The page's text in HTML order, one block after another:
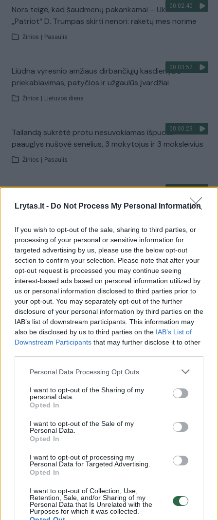
Lrytas.lt - Do Not Process My Personal Information
If you wish to opt-out of the sale, sharing to third parties, or
processing of your personal or sensitive information for
targeted advertising by us, please use the below opt-out
section to confirm your selection. Please note that after your
opt-out request is processed you may continue seeing
interest-based ads based on personal information utilized by
us or personal information disclosed to third parties prior to
your opt-out. You may separately opt-out of the further
disclosure of your personal information by third parties on the
IAB’s list of downstream participants. This information may
also be disclosed by us to third parties on the IAB’s List of
Downstream Participants that may further disclose it to other
Personal Data Processing Opt Outs
I want to opt-out of the Sharing of my
personal data.
Opted In
I want to opt-out of the Sale of my
Personal Data.
Opted In
I want to opt-out of processing my
Personal Data for Targeted Advertising.
Opted In
I want to opt-out of Collection, Use,
Retention, Sale, and/or Sharing of my
Personal Data that Is Unrelated with the
Purposes for which it was collected.
00:02:40
Nors teigė, kad šaudmenų pakankamai – Ukrainai
„Patriot“ D. Trumpas skirti nenori: raketų mes norime
Žinios Pasaulis
00:03:52
Liūdna vyresnio amžiaus dirbančiųjų kasdienybė –
priekabiavimas, patyčios ir užgaulūs įvardžiai
Žinios Lietuvos diena
00:00:29
Tailandą sukrėtė protu nesuvokiamas išpuolis:
paauglys nušovė senelius, 3 mokytojus ir 3 moksleivius
Žinios Pasaulis
00:02:08
apgynė čempionų vardą
Visi įrašai
Žiūrimiausi įrašai
00:00:30
Vaizdai iš tragiškos avarijos Vilniaus r.: dviejų moterų ir
vaiko gyvybių išgelbėti nepavyko
00:00:57
Savaitės vidurys nusimato karštas: temperatūra kils iki
32 laipsnių šilumos
Žinios | Orai
00:00:59
Nufilmavo, kaip patvino Vilniaus Vakarinis aplinkkelis:
vaizdas pribloškia